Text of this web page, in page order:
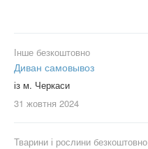
Інше безкоштовно
Диван самовывоз
із м. Черкаси
31 жовтня 2024
Тварини і рослини безкоштовно